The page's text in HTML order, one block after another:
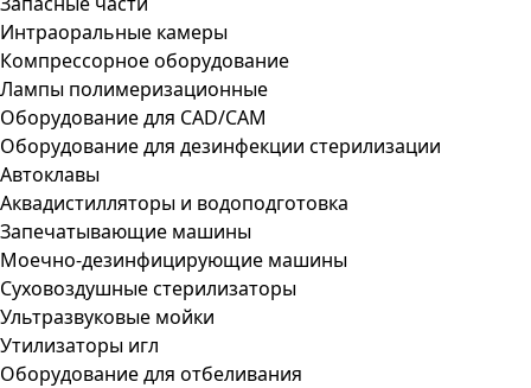
Интраоральные камеры
Компрессорное оборудование
Лампы полимеризационные
Оборудование для CAD/CAM
Оборудование для дезинфекции стерилизации
Автоклавы
Аквадистилляторы и водоподготовка
Запечатывающие машины
Моечно-дезинфицирующие машины
Суховоздушные стерилизаторы
Ультразвуковые мойки
Утилизаторы игл
Оборудование для отбеливания